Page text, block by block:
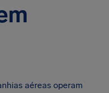
aéreas operam